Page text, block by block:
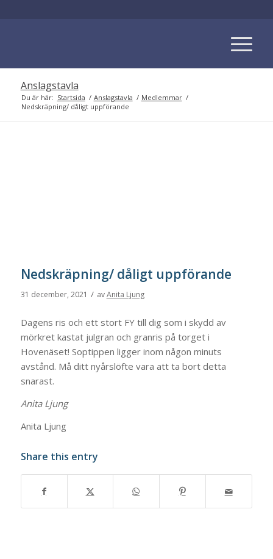
Anslagstavla
Du är här: Startsida / Anslagstavla / Medlemmar /
Nedskräpning/ dåligt uppförande
Nedskräpning/ dåligt uppförande
31 december, 2021 / avAnita Ljung
Dagens ris och ett stort FY till dig som i skydd av
mörkret kastat julgran och granris på torget i
Hovenäset! Soptippen ligger inom någon minuts
avstånd. Må ditt nyårslöfte vara att ta bort detta
snarast.
Anita Ljung
Anita Ljung
Share this entry